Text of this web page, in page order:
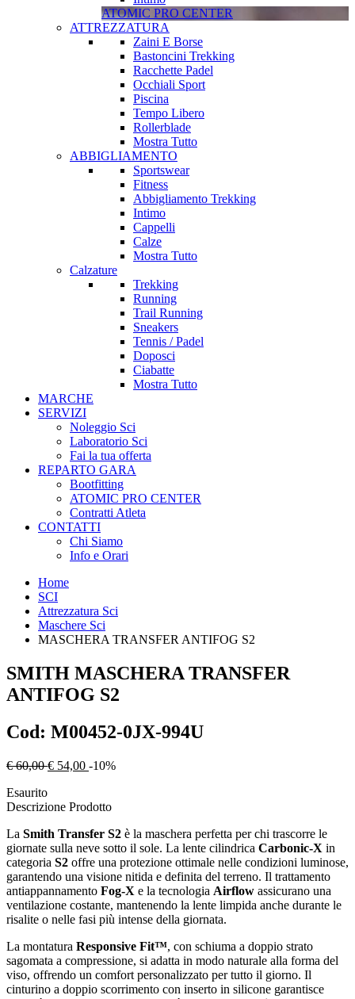
ATOMIC PRO CENTER
ATTREZZATURA
Zaini E Borse
Bastoncini Trekking
Racchette Padel
Occhiali Sport
Piscina
Tempo Libero
Rollerblade
Mostra Tutto
ABBIGLIAMENTO
Sportswear
Fitness
Abbigliamento Trekking
Intimo
Cappelli
Calze
Mostra Tutto
Calzature
Trekking
Running
Trail Running
Sneakers
Tennis / Padel
Doposci
Ciabatte
Mostra Tutto
MARCHE
SERVIZI
Noleggio Sci
Laboratorio Sci
Fai la tua offerta
REPARTO GARA
Bootfitting
ATOMIC PRO CENTER
Contratti Atleta
CONTATTI
Chi Siamo
Info e Orari
Home
SCI
Attrezzatura Sci
Maschere Sci
MASCHERA TRANSFER ANTIFOG S2
SMITH MASCHERA TRANSFER
ANTIFOG S2
Cod: M00452-0JX-994U
€ 60,00 € 54,00 -10%
Esaurito
Descrizione Prodotto
La Smith Transfer S2 è la maschera perfetta per chi trascorre le
giornate sulla neve sotto il sole. La lente cilindrica Carbonic‑X in
categoria S2 offre una protezione ottimale nelle condizioni luminose,
garantendo una visione nitida e definita del terreno. Il trattamento
antiappannamento Fog‑X e la tecnologia Airflow assicurano una
ventilazione costante, mantenendo la lente limpida anche durante le
risalite o nelle fasi più intense della giornata.
La montatura Responsive Fit™, con schiuma a doppio strato
sagomata a compressione, si adatta in modo naturale alla forma del
viso, offrendo un comfort personalizzato per tutto il giorno. Il
cinturino a doppio scorrimento con inserto in silicone garantisce